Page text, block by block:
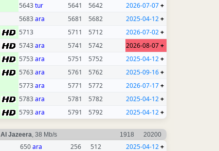
5643tur 5641 5642 2026-07-07+
5683ara 5681 5682 2025-04-12+
5713 5711 5712 2026-07-02+
5743ara 5741 5742 2026-08-07+
5753ara 5751 5752 2025-04-12+
5763ara 5761 5762 2025-09-16+
5773ara 5771 5772 2026-07-17+
5783ara 5781 5782 2025-04-12+
5793ara 5791 5792 2025-04-12+
Al Jazeera , 38 Mb/s 1918 20200
650ara 256 512 2025-04-12+